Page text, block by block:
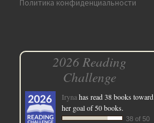
Политика конфиденциальности
2026 Reading
Challenge
Irynahas read 38 books toward
her goal of 50 books.
38 of 50